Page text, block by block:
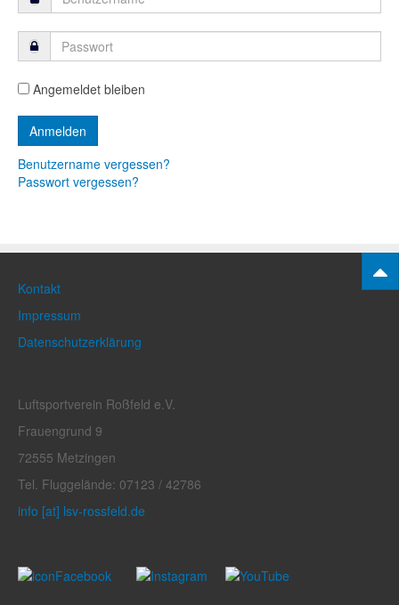
Angemeldet bleiben
Benutzername vergessen?
Passwort vergessen?
Kontakt
Impressum
Datenschutzerklärung
Luftsportverein Roßfeld e.V.
Frauengrund 9
72555 Metzingen
Tel. Fluggelände: 07123 / 42786
info [at] lsv-rossfeld.de